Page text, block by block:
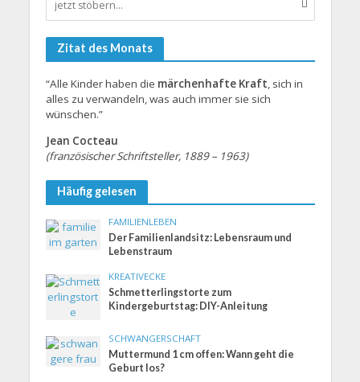
Zitat des Monats
“Alle Kinder haben die märchenhafte Kraft, sich in
alles zu verwandeln, was auch immer sie sich
wünschen.”
Jean Cocteau
(französischer Schriftsteller, 1889 – 1963)
Häufig gelesen
FAMILIENLEBEN
Der Familienlandsitz: Lebensraum und
Lebenstraum
KREATIVECKE
Schmetterlingstorte zum
Kindergeburtstag: DIY-Anleitung
SCHWANGERSCHAFT
Muttermund 1 cm offen: Wann geht die
Geburt los?